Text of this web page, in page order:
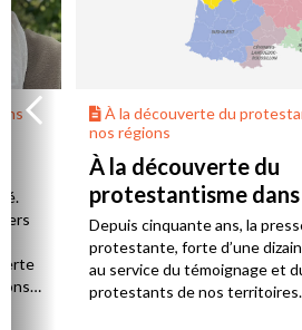
À la découverte du
nos régions
À la découverte du
protestantisme dans
régions
Depuis cinquante ans, la
protestante, forte d’une
au service du témoignage et
protestants de nos territoires.